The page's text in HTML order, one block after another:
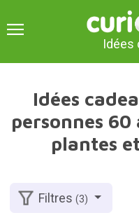
Idées
Idées
personnes
plantes
Filtres(3)